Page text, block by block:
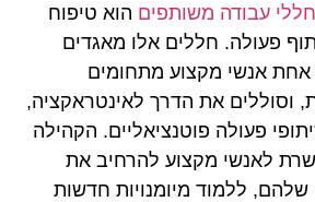
עבודה משותפיםהוא טיפוח
פעולה. חללים אלו מאגדים
אנשי מקצוע מתחומים
וסוללים את הדרך לאינטראקציה,
פעולה פוטנציאליים. הקהילה
לאנשי מקצוע להרחיב את
ללמוד מיומנויות חדשות